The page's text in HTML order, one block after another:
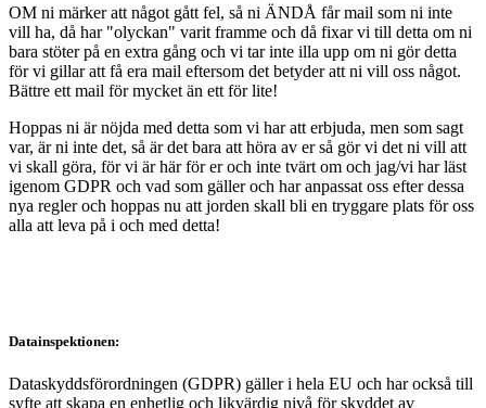
OM ni märker att något gått fel, så ni ÄNDÅ får mail som ni inte
vill ha, då har "olyckan" varit framme och då fixar vi till detta om ni
bara stöter på en extra gång och vi tar inte illa upp om ni gör detta
för vi gillar att få era mail eftersom det betyder att ni vill oss något.
Bättre ett mail för mycket än ett för lite!
Hoppas ni är nöjda med detta som vi har att erbjuda, men som sagt
var, är ni inte det, så är det bara att höra av er så gör vi det ni vill att
vi skall göra, för vi är här för er och inte tvärt om och jag/vi har läst
igenom GDPR och vad som gäller och har anpassat oss efter dessa
nya regler och hoppas nu att jorden skall bli en tryggare plats för oss
alla att leva på i och med detta!
Datainspektionen:
Dataskyddsförordningen (GDPR) gäller i hela EU och har också till
syfte att skapa en enhetlig och likvärdig nivå för skyddet av